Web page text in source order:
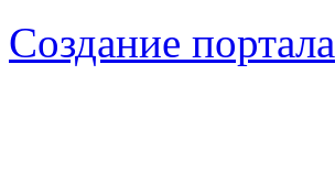
Создание портала